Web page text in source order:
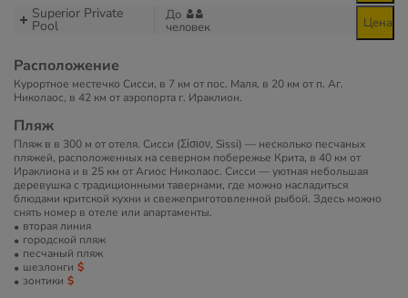
Superior Private
Pool
До
человек Цена
Расположение
Курортное местечко Сисси, в 7 км от пос. Маля, в 20 км от п. Аг.
Николаос, в 42 км от аэропорта г. Ираклион.
Пляж
Пляж в в 300 м от отеля. Сисси (Σίσιον, Sissi) — несколько песчаных
пляжей, расположенных на северном побережье Крита, в 40 км от
Ираклиона и в 25 км от Агиос Николаос. Сисси — уютная небольшая
деревушка с традиционными тавернами, где можно насладиться
блюдами критской кухни и свежеприготовленной рыбой. Здесь можно
снять номер в отеле или апартаменты.
вторая линия
городской пляж
песчаный пляж
шезлонги
зонтики